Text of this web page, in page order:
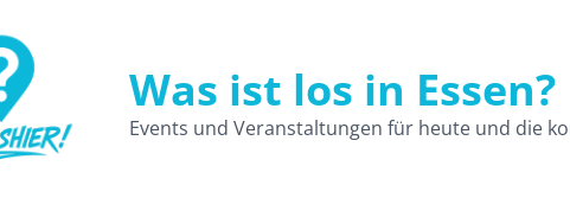
- Dein Portal für Events und Veranstaltungen
Was ist los in Essen?
Events und Veranstaltungen für heute und die